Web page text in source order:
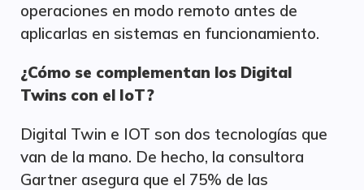
operaciones en modo remoto antes de
aplicarlas en sistemas en funcionamiento.
¿Cómo se complementan los Digital
Twins con el IoT?
Digital Twin e IOT son dos tecnologías que
van de la mano. De hecho, la consultora
Gartner asegura que el 75% de las